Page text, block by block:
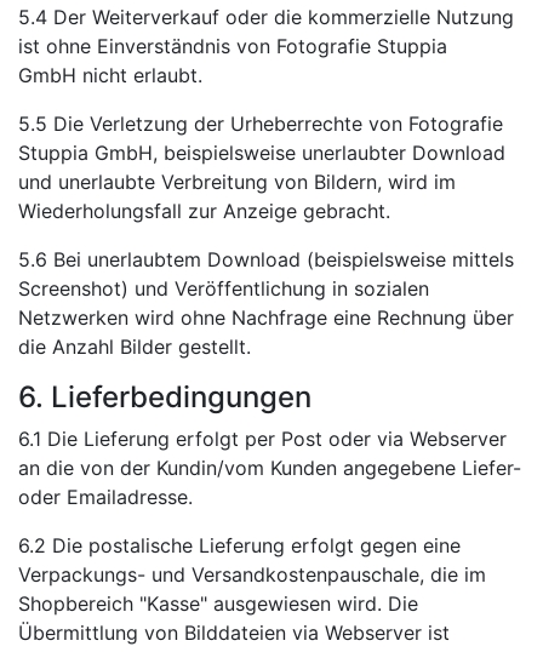
5.4 Der Weiterverkauf oder die kommerzielle Nutzung
ist ohne Einverständnis von Fotografie Stuppia
GmbH nicht erlaubt.
5.5 Die Verletzung der Urheberrechte von Fotografie
Stuppia GmbH, beispielsweise unerlaubter Download
und unerlaubte Verbreitung von Bildern, wird im
Wiederholungsfall zur Anzeige gebracht.
5.6 Bei unerlaubtem Download (beispielsweise mittels
Screenshot) und Veröffentlichung in sozialen
Netzwerken wird ohne Nachfrage eine Rechnung über
die Anzahl Bilder gestellt.
6. Lieferbedingungen
6.1 Die Lieferung erfolgt per Post oder via Webserver
an die von der Kundin/vom Kunden angegebene Liefer-
oder Emailadresse.
6.2 Die postalische Lieferung erfolgt gegen eine
Verpackungs- und Versandkostenpauschale, die im
Shopbereich "Kasse" ausgewiesen wird. Die
Übermittlung von Bilddateien via Webserver ist